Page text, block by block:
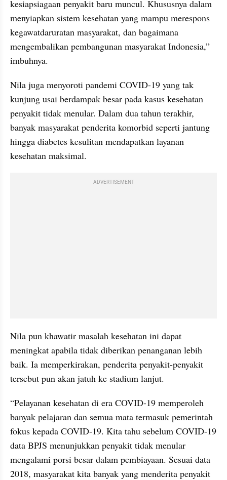
kesiapsiagaan penyakit baru muncul. Khususnya dalam
menyiapkan sistem kesehatan yang mampu merespons
kegawatdaruratan masyarakat, dan bagaimana
mengembalikan pembangunan masyarakat Indonesia,”
imbuhnya.
Nila juga menyoroti pandemi COVID-19 yang tak
kunjung usai berdampak besar pada kasus kesehatan
penyakit tidak menular. Dalam dua tahun terakhir,
banyak masyarakat penderita komorbid seperti jantung
hingga diabetes kesulitan mendapatkan layanan
kesehatan maksimal.
ADVERTISEMENT
Nila pun khawatir masalah kesehatan ini dapat
meningkat apabila tidak diberikan penanganan lebih
baik. Ia memperkirakan, penderita penyakit-penyakit
tersebut pun akan jatuh ke stadium lanjut.
“Pelayanan kesehatan di era COVID-19 memperoleh
banyak pelajaran dan semua mata termasuk pemerintah
fokus kepada COVID-19. Kita tahu sebelum COVID-19
data BPJS menunjukkan penyakit tidak menular
mengalami porsi besar dalam pembiayaan. Sesuai data
2018, masyarakat kita banyak yang menderita penyakit